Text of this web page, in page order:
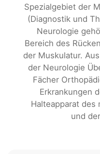
Spezialgebiet der
(Diagnostik und
Neurologie
Bereich des
der Muskulatur.
der Neurologie
Fächer
Erkrankungen
Halteapparat des
und